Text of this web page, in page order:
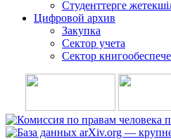
Студенттерге
Цифровой архив
Закупка
Сектор учета
Сектор